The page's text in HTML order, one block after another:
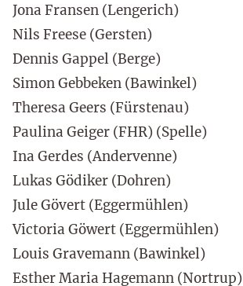
Jona Fransen (Lengerich)
Nils Freese (Gersten)
Dennis Gappel (Berge)
Simon Gebbeken (Bawinkel)
Theresa Geers (Fürstenau)
Paulina Geiger (FHR) (Spelle)
Ina Gerdes (Andervenne)
Lukas Gödiker (Dohren)
Jule Gövert (Eggermühlen)
Victoria Göwert (Eggermühlen)
Louis Gravemann (Bawinkel)
Esther Maria Hagemann (Nortrup)